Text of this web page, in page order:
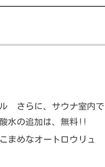
さらに、サウナ室内で
水の追加は、無料!!
めなオートロウリュ